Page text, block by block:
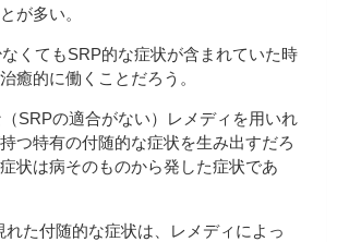
が多い。
くてもSRP的な症状が含まれていた時
癒的に働くことだろう。
SRPの適合がない）レメディを用いれ
つ特有の付随的な症状を生み出すだろ
状は病そのものから発した症状であ
れた付随的な症状は、レメディによっ